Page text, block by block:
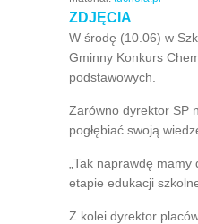
ZDJĘCIA
W środę (10.06) w
Gminny Konkurs
podstawowych.
Zarówno dyrektor SP
pogłębiać swoją
„Tak naprawdę
etapie edukacji
Z kolei dyrektor